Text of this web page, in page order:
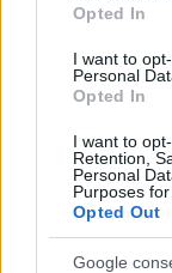
Opted In
I want to
Personal
Opted In
I want to
Retention,
Personal
Purposes
Opted Out
Google
Kicsit lapos
A Trials Rising
játék, de
néha a textúrák
nincs semmi,
lehetne
lehetőséget,